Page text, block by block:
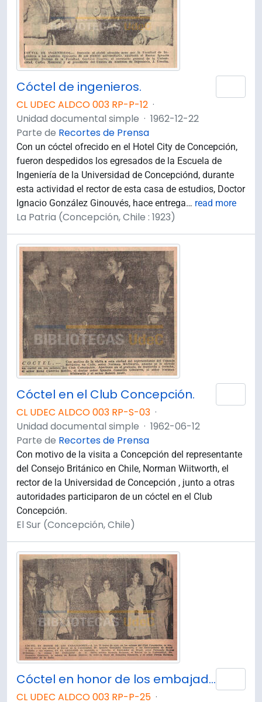
Cóctel de ingenieros.
CL UDEC ALDCO 003 RP-P-12 ·
Unidad documental simple · 1962-12-22
Parte de Recortes de Prensa
Con un cóctel ofrecido en el Hotel City de Concepción,
fueron despedidos los egresados de la Escuela de
Ingeniería de la Universidad de Concepciónd, durante
esta actividad el rector de esta casa de estudios, Doctor
Ignacio González Ginouvés, hace entrega… read more
La Patria (Concepción, Chile : 1923)
Cóctel en el Club Concepción.
CL UDEC ALDCO 003 RP-S-03 ·
Unidad documental simple · 1962-06-12
Parte de Recortes de Prensa
Con motivo de la visita a Concepción del representante
del Consejo Británico en Chile, Norman Wiitworth, el
rector de la Universidad de Concepción , junto a otras
autoridades participaron de un cóctel en el Club
Concepción.
El Sur (Concepción, Chile)
Cóctel en honor de los embajadores.
CL UDEC ALDCO 003 RP-P-25 ·